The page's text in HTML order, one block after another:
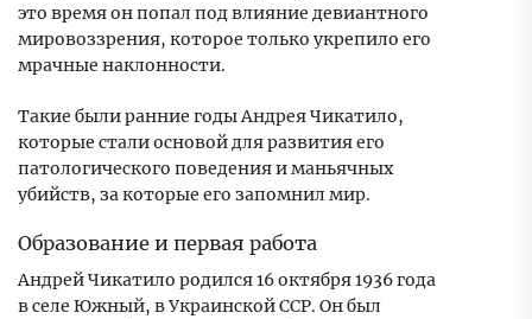
это время он попал под влияние девиантного
мировоззрения, которое только укрепило его
мрачные наклонности.
Такие были ранние годы Андрея Чикатило,
которые стали основой для развития его
патологического поведения и маньячных
убийств, за которые его запомнил мир.
Образование и первая работа
Андрей Чикатило родился 16 октября 1936 года
в селе Южный, в Украинской ССР. Он был